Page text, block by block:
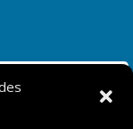
CONTACTER